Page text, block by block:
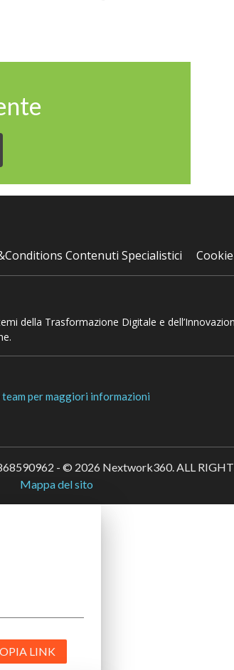
Contenuti Specialistici
della Trasformazione Digitale e
per maggiori informazioni
- © 2026 Nextwork360. ALL RIGHTS
Mappa del sito
LINK